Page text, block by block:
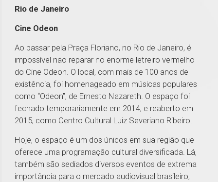
Rio de Janeiro
Cine Odeon
Ao passar pela Praça Floriano, no Rio de Janeiro, é
impossível não reparar no enorme letreiro vermelho
do Cine Odeon. O local, com mais de 100 anos de
existência, foi homenageado em músicas populares
como “Odeon”, de Ernesto Nazareth. O espaço foi
fechado temporariamente em 2014, e reaberto em
2015, como Centro Cultural Luiz Severiano Ribeiro.
Hoje, o espaço é um dos únicos em sua região que
oferece uma programação cultural diversificada. Lá,
também são sediados diversos eventos de extrema
importância para o mercado audiovisual brasileiro,